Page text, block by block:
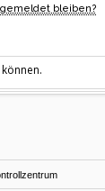
bleiben?